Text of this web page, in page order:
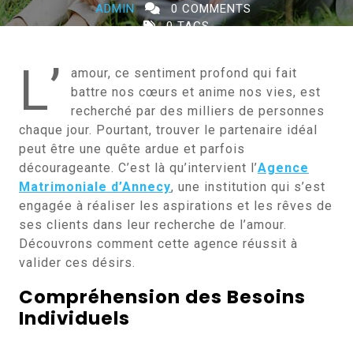
ADMIN
0 COMMENTS
0 TAGS
L’
amour, ce sentiment profond qui fait
battre nos cœurs et anime nos vies, est
recherché par des milliers de personnes
chaque jour. Pourtant, trouver le partenaire idéal
peut être une quête ardue et parfois
décourageante. C’est là qu’intervient l’Agence
Matrimoniale d’Annecy, une institution qui s’est
engagée à réaliser les aspirations et les rêves de
ses clients dans leur recherche de l’amour.
Découvrons comment cette agence réussit à
valider ces désirs.
Compréhension des Besoins
Individuels